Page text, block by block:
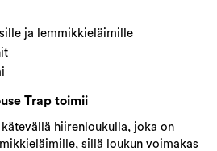
ja lemmikkieläimille
Trap toimii
hiirenloukulla, joka on
sillä loukun voimakas